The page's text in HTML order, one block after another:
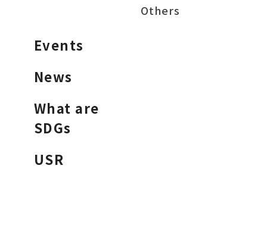
Others
Events
News
What are
SDGs
USR